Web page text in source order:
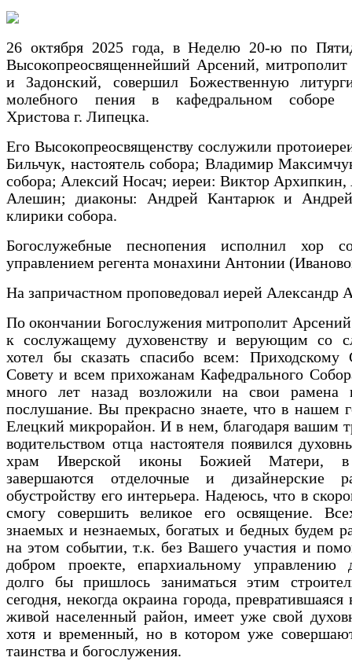
26 октября 2025 года, в Неделю 20-ю по
Высокопреосвященнейший Арсений,
и Задонский, совершил Божественную
молебного пения в кафедральном соборе
Христова г. Липецка.
Его Высокопреосвященству сослужили
Бильчук, настоятель собора; Владимир
собора; Алексий Носач; иереи: Виктор Архипкин,
Алешин; диаконы: Андрей Кантарюк и
клирики собора.
Богослужебные песнопения исполнил хор
управлением регента монахини Антонии
На запричастном проповедовал иерей Александр
По окончании Богослужения митрополит Арсений
к сослужащему духовенству и верующим со
хотел бы сказать спасибо всем: Приходскому
Совету и всем прихожанам Кафедрального
много лет назад возложили на свои рамена
послушание. Вы прекрасно знаете, что в нашем
Елецкий микрорайон. И в нем, благодаря вашим
водительством отца настоятеля появился
храм Иверской иконы Божией Матери, в
завершаются отделочные и дизайнерские
обустройству его интерьера. Надеюсь, что в
смогу совершить великое его освящение.
знаемых и незнаемых, богатых и бедных будем
на этом событии, т.к. без Вашего участия и
добром проекте, епархиальному управлению
долго бы пришлось заниматься этим
сегодня, некогда окраина города, превратившаяся
живой населенный район, имеет уже свой
хотя и временный, но в котором уже
таинства и богослужения.